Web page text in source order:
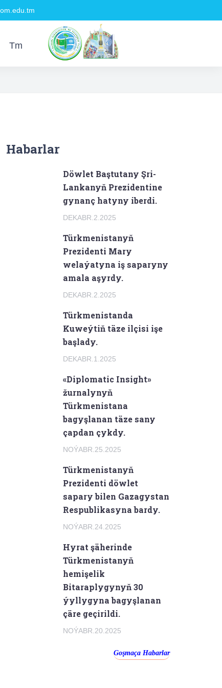
Tm
Habarlar
Döwlet Baştutany Şri-
Lankanyň Prezidentine
gynanç hatyny iberdi.
DEKABR.2.2025
Türkmenistanyň
Prezidenti Mary
welaýatyna iş saparyny
amala aşyrdy.
DEKABR.2.2025
Türkmenistanda
Kuweýtiň täze ilçisi işe
başlady.
DEKABR.1.2025
«Diplomatic Insight»
žurnalynyň
Türkmenistana
bagyşlanan täze sany
çapdan çykdy.
NOÝABR.25.2025
Türkmenistanyň
Prezidenti döwlet
sapary bilen Gazagystan
Respublikasyna bardy.
NOÝABR.24.2025
Hyrat şäherinde
Türkmenistanyň
hemişelik
Bitaraplygynyň 30
ýyllygyna bagyşlanan
çäre geçirildi.
NOÝABR.20.2025
Goşmaça Habarlar